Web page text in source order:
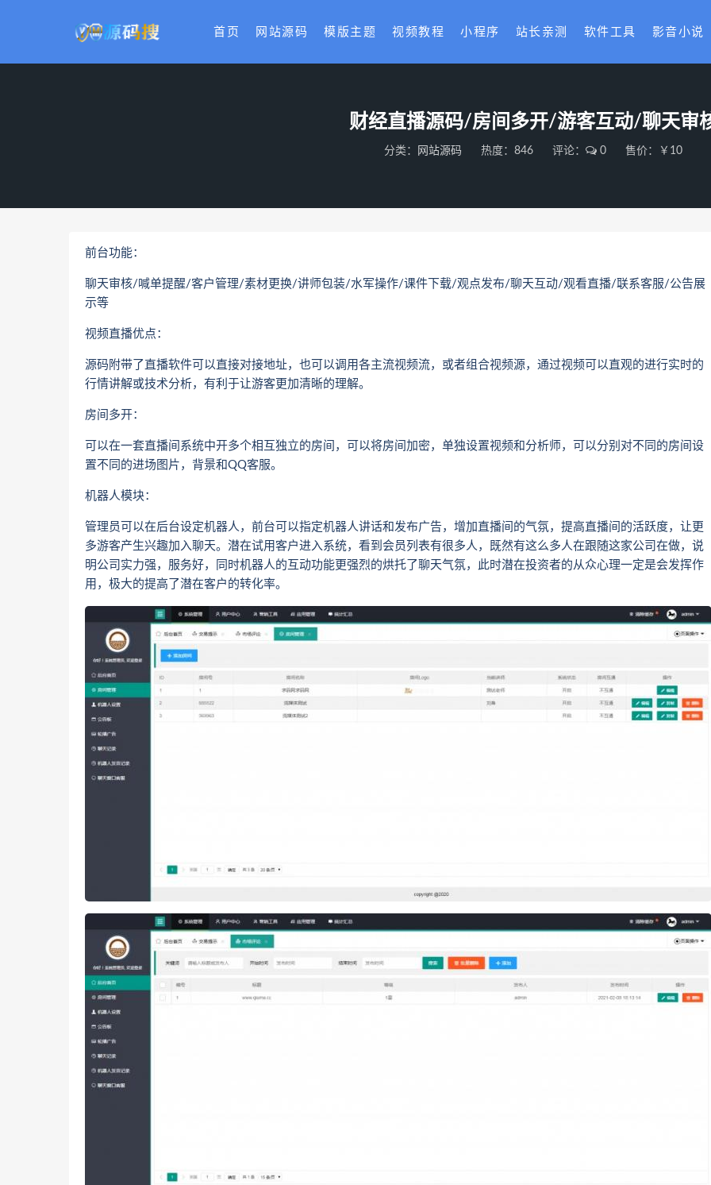
首页 网站源码 模版主题 视频教程 小程序 站长亲测 软件工具 影音小说
财经直播源码/房间多开/游客互动/聊天审
分类： 网站源码 热度：846 评论： 0 售价：￥10
前台功能：
聊天审核/喊单提醒/客户管理/素材更换/讲师包装/水军操作/课件下载/观点发布/聊天互动/观看直播/联系客服/公告展
示等
视频直播优点：
源码附带了直播软件可以直接对接地址，也可以调用各主流视频流，或者组合视频源，通过视频可以直观的进行实时的
行情讲解或技术分析，有利于让游客更加清晰的理解。
房间多开：
可以在一套直播间系统中开多个相互独立的房间，可以将房间加密，单独设置视频和分析师，可以分别对不同的房间设
置不同的进场图片，背景和QQ客服。
机器人模块：
管理员可以在后台设定机器人，前台可以指定机器人讲话和发布广告，增加直播间的气氛，提高直播间的活跃度，让更
多游客产生兴趣加入聊天。潜在试用客户进入系统，看到会员列表有很多人，既然有这么多人在跟随这家公司在做，说
明公司实力强，服务好，同时机器人的互动功能更强烈的烘托了聊天气氛，此时潜在投资者的从众心理一定是会发挥作
用，极大的提高了潜在客户的转化率。